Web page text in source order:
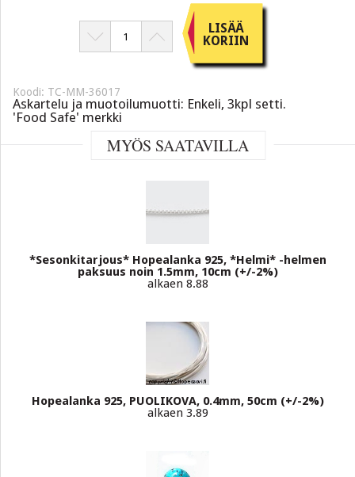
Koodi: TC-MM-36017
Askartelu ja muotoilumuotti: Enkeli, 3kpl setti.
'Food Safe' merkki
LISÄÄ
KORIIN
MYÖS SAATAVILLA
*Sesonkitarjous* Hopealanka 925, *Helmi* -helmen
paksuus noin 1.5mm, 10cm (+/-2%)
alkaen 8.88
Hopealanka 925, PUOLIKOVA, 0.4mm, 50cm (+/-2%)
alkaen 3.89